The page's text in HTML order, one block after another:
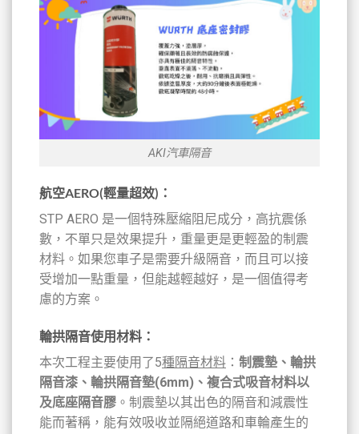
AKI汽車隔音
航空AERO(輕量超效)：
STP AERO 是一個特殊壓縮阻尼成分，高抗震係
數，不單只是效果提升，重量更是更輕盈的制震
材料。如果您車子是需要升級隔音，而且可以接
受增加一點重量，但能越輕越好，是一個值得考
慮的方案。
輪拱隔音使用材料：
本次工程主要使用了5種隔音材料 ： 制震墊、輪拱
隔音漆、輪拱隔音墊(6mm)、複合式吸音材料以
及底座隔音膠 。制震墊以其出色的隔音和減震性
能而著稱，能有效吸收並隔絕道路和車輪產生的